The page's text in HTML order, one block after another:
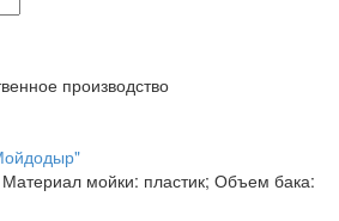
Материал мойки: пластик; Объем бака: